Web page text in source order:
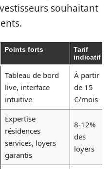
souhaitant
Points forts
Tarif
indicatif
Tableau de bord
live, interface
intuitive
À partir
de 15
€/mois
Expertise
résidences
services, loyers
garantis
8-12%
des
loyers